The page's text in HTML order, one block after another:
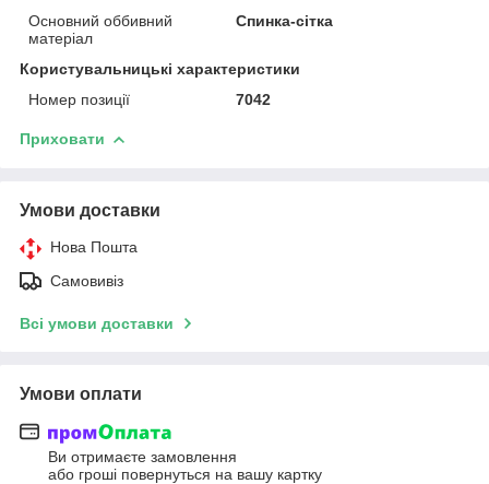
Основний оббивний
матеріал
Спинка-сітка
Користувальницькі характеристики
Номер позиції
7042
Приховати
Умови доставки
Нова Пошта
Самовивіз
Всі умови доставки
Умови оплати
Ви отримаєте замовлення
або гроші повернуться на вашу картку